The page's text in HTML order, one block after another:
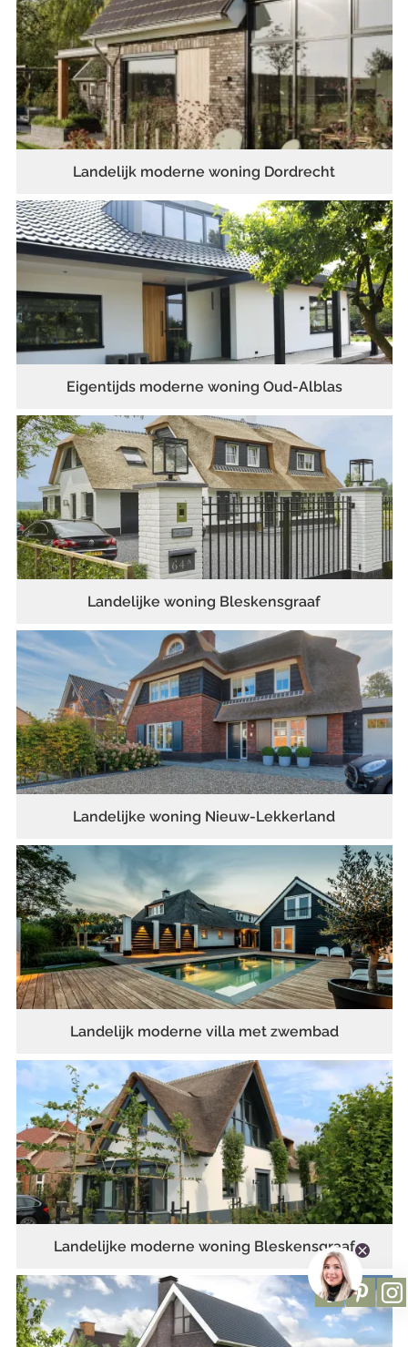
Landelijk moderne woning Dordrecht
Eigentijds moderne woning Oud-Alblas
Landelijke woning Bleskensgraaf
Landelijke woning Nieuw-Lekkerland
Landelijk moderne villa met zwembad
Landelijke moderne woning Bleskensgraaf